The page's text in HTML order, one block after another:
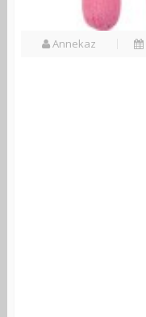
Annekaz